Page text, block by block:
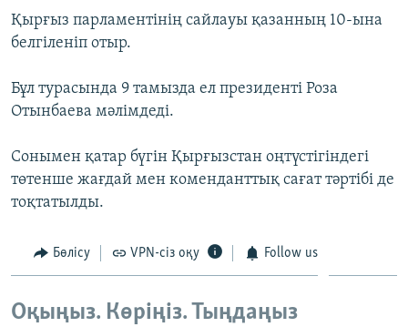
Skip
to
ӘЛЕУМЕТ
ӘЛЕМ
АРНАЙЫ ЖОБАЛАР
ЖАЗЫЛЫҢЫЗ
Қырғыз парламентінің сайлауы қазанның 10-ына
белгіленіп отыр.
Бұл турасында 9 тамызда ел президенті Роза
Отынбаева мәлімдеді.
Сонымен қатар бүгін Қырғызстан оңтүстігіндегі
төтенше жағдай мен коменданттық сағат тәртібі де
тоқтатылды.
Бөлісу VPN-сіз оқу Follow us
Оқыңыз. Көріңіз. Тыңдаңыз